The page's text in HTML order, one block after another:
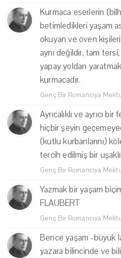
Kurmaca eserlerin
betimledikleri yaşam
okuyan ve öven
aynı değildir, tam
yapay yoldan
kurmacadır.
Genç Bir Romancıya
Ayrıcalıklı ve ayrıcı
hiçbir şeyin
(kutlu kurbanlarını)
tercih edilmiş bir
Genç Bir Romancıya
Yazmak bir yaşam
FLAUBERT
Genç Bir Romancıya
Bence yaşam -büyük
yazara bilincinde ve